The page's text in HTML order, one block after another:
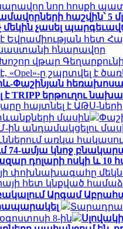
նոր հոսքի
հաշվին՝ 5
մեկին չասել
Եվրամիության հետ
հնարավոր
Խոշոր վթար
«Opel»-ը շպրտվել է
Փաշինյան
է TRIPP երթուղու
հայտնել է ԱԹՍ-ների
մասին
ին անդամակցելու
առկա
74-ամյա կնոջ
դոլարի ոսկի և 10
փոխնախագահը
հետ կնքված
Արգամ
8-ին